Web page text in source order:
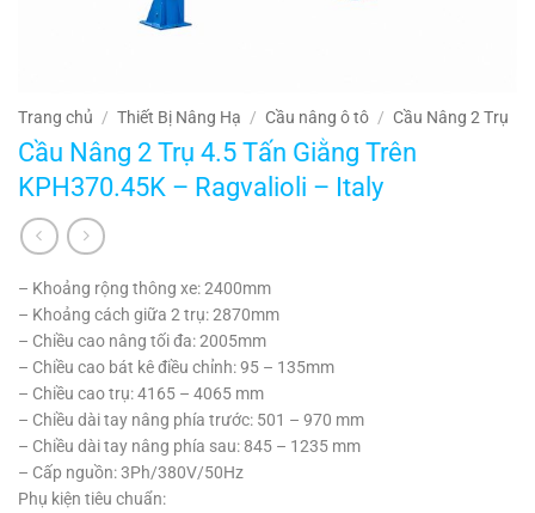
Trang chủ / Thiết Bị Nâng Hạ / Cầu nâng ô tô / Cầu Nâng 2 Trụ
Cầu Nâng 2 Trụ 4.5 Tấn Giằng Trên
KPH370.45K – Ragvalioli – Italy
– Khoảng rộng thông xe: 2400mm
– Khoảng cách giữa 2 trụ: 2870mm
– Chiều cao nâng tối đa: 2005mm
– Chiều cao bát kê điều chỉnh: 95 – 135mm
– Chiều cao trụ: 4165 – 4065 mm
– Chiều dài tay nâng phía trước: 501 – 970 mm
– Chiều dài tay nâng phía sau: 845 – 1235 mm
– Cấp nguồn: 3Ph/380V/50Hz
Phụ kiện tiêu chuẩn: